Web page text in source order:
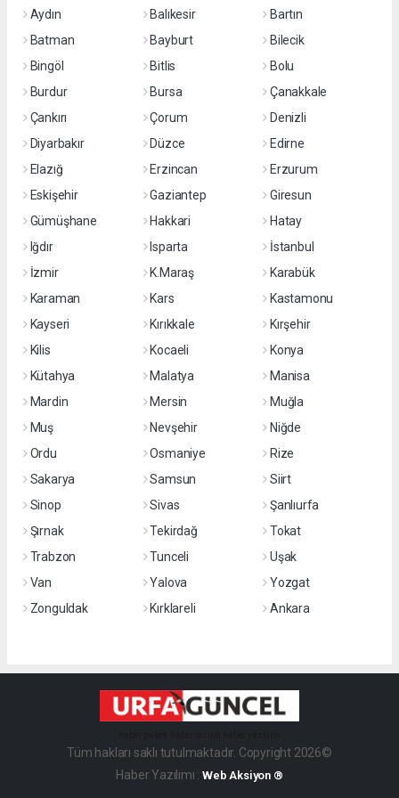
Aydın
Balıkesir
Bartın
Batman
Bayburt
Bilecik
Bingöl
Bitlis
Bolu
Burdur
Bursa
Çanakkale
Çankırı
Çorum
Denizli
Diyarbakır
Düzce
Edirne
Elazığ
Erzincan
Erzurum
Eskişehir
Gaziantep
Giresun
Gümüşhane
Hakkari
Hatay
Iğdır
Isparta
İstanbul
İzmir
K.Maraş
Karabük
Karaman
Kars
Kastamonu
Kayseri
Kırıkkale
Kırşehir
Kilis
Kocaeli
Konya
Kütahya
Malatya
Manisa
Mardin
Mersin
Muğla
Muş
Nevşehir
Niğde
Ordu
Osmaniye
Rize
Sakarya
Samsun
Siirt
Sinop
Sivas
Şanlıurfa
Şırnak
Tekirdağ
Tokat
Trabzon
Tunceli
Uşak
Van
Yalova
Yozgat
Zonguldak
Kırklareli Ankara
Tüm hakları saklı tutulmaktadır. Copyright 2026©
Haber Yazılımı :Web Aksiyon ®